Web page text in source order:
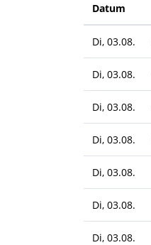
Datum
Di, 03.08.
Di, 03.08.
Di, 03.08.
Di, 03.08.
Di, 03.08.
Di, 03.08.
Di, 03.08.